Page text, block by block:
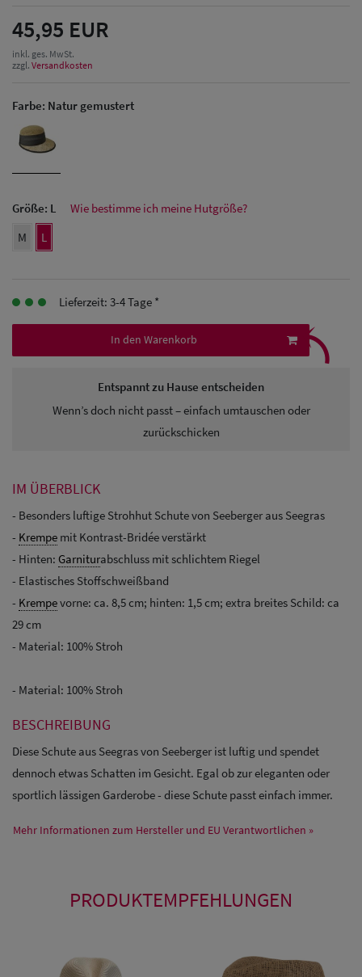
Herren Caps
Baseball Cpas
Schutz Caps
Herren
Snapback Caps
45,95 EUR
inkl. ges. MwSt.
zzgl. Versandkosten
Farbe: Natur gemustert
Größe: L
Wie bestimme ich meine Hutgröße?
M
L
Lieferzeit: 3-4 Tage *
In den Warenkorb
Entspannt zu Hause entscheiden
Wenn’s doch nicht passt – einfach umtauschen oder
zurückschicken
⤹
IM ÜBERBLICK
- Besonders luftige Strohhut Schute von Seeberger aus Seegras
- Krempe mit Kontrast-Bridée verstärkt
- Hinten: Garniturabschluss mit schlichtem Riegel
- Elastisches Stoffschweißband
- Krempevorne: ca. 8,5 cm; hinten: 1,5 cm; extra breites Schild: ca
29 cm
- Material: 100% Stroh
- Material: 100% Stroh
BESCHREIBUNG
Diese Schute aus Seegras von Seeberger ist luftig und spendet
dennoch etwas Schatten im Gesicht. Egal ob zur eleganten oder
sportlich lässigen Garderobe - diese Schute passt einfach immer.
Mehr Informationen zum Hersteller und EU Verantwortlichen »
PRODUKTEMPFEHLUNGEN